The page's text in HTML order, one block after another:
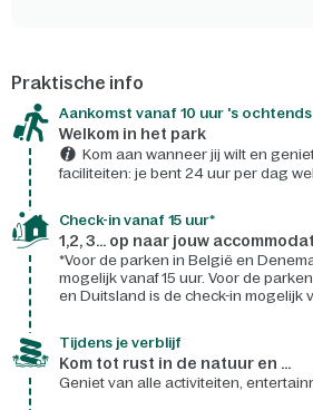
Praktische info
Aankomst vanaf 10 uur 's ochtends
Welkom in het park
Kom aan wanneer jij wilt en
faciliteiten: je bent 24 uur per dag
Check-in vanaf 15 uur*
1,2, 3... op naar jouw
*Voor de parken in België en
mogelijk vanaf 15 uur. Voor de
en Duitsland is de check-in mogelijk
Tijdens je verblijf
Kom tot rust in de natuur en ...
Geniet van alle activiteiten,